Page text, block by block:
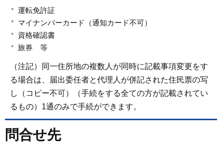
運転免許証
マイナンバーカード（通知カード不可）
資格確認書
旅券 等
（注記）同一住所地の複数人が同時に記載事項変更をす
る場合は、届出委任者と代理人が併記された住民票の写
し（コピー不可）（手続をする全ての方が記載されてい
るもの）1通のみで手続ができます。
問合せ先